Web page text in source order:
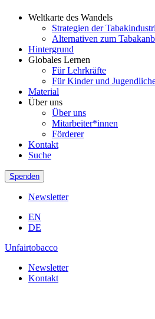
Weltkarte des Wandels
Strategien der
Alternativen zum
Hintergrund
Globales Lernen
Für Lehrkräfte
Für Kinder und
Material
Über uns
Über uns
Mitarbeiter*innen
Förderer
Kontakt
Suche
Spenden
Newsletter
EN
DE
Unfairtobacco
Newsletter
Kontakt